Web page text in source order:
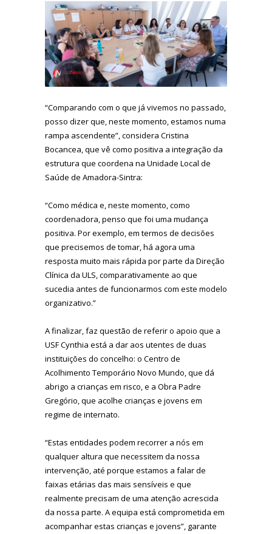
“Comparando com o que já vivemos no passado,
posso dizer que, neste momento, estamos numa
rampa ascendente”, considera Cristina
Bocancea, que vê como positiva a integração da
estrutura que coordena na Unidade Local de
Saúde de Amadora-Sintra:
“Como médica e, neste momento, como
coordenadora, penso que foi uma mudança
positiva. Por exemplo, em termos de decisões
que precisemos de tomar, há agora uma
resposta muito mais rápida por parte da Direção
Clínica da ULS, comparativamente ao que
sucedia antes de funcionarmos com este modelo
organizativo.”
A finalizar, faz questão de referir o apoio que a
USF Cynthia está a dar aos utentes de duas
instituições do concelho: o Centro de
Acolhimento Temporário Novo Mundo, que dá
abrigo a crianças em risco, e a Obra Padre
Gregório, que acolhe crianças e jovens em
regime de internato.
“Estas entidades podem recorrer a nós em
qualquer altura que necessitem da nossa
intervenção, até porque estamos a falar de
faixas etárias das mais sensíveis e que
realmente precisam de uma atenção acrescida
da nossa parte. A equipa está comprometida em
acompanhar estas crianças e jovens”, garante